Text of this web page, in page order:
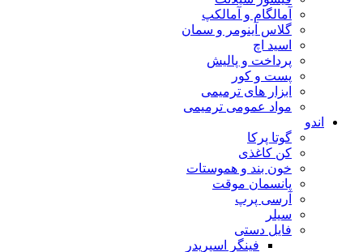
آمالگام و آمالکپ
گلاس آینومر و سمان
اسید اچ
پرداخت و پالیش
پست و کور
ابزار های ترمیمی
مواد عمومی ترمیمی
اندو
گوتا پرکا
کن کاغذی
خون بند و هموستات
پانسمان موقت
آرسی پرپ
سیلر
فایل دستی
فینگر اسپریدر